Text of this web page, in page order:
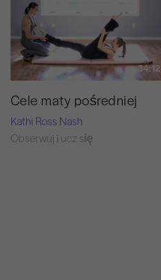
34:12
Cele maty pośredniej
Kathi Ross Nash
Obserwuj i ucz się